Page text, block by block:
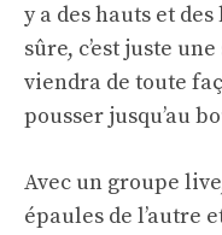
y a des hauts et
sûre, c’est juste
viendra de toute
pousser jusqu’au
Avec un groupe
épaules de l’autre